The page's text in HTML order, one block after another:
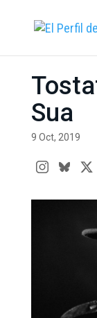
Sua
9 Oct, 2019